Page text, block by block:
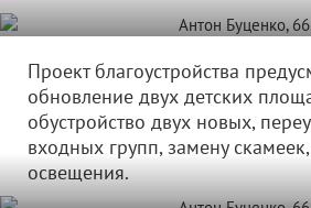
Проект благоустройства
обновление двух детских
обустройство двух новых,
входных групп, замену
освещения.